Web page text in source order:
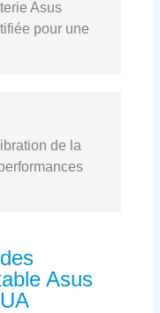
Asus
pour une
de la
Asus